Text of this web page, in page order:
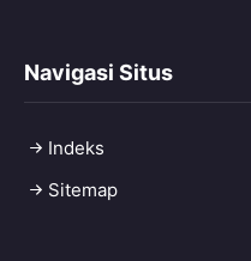
Navigasi Situs
Indeks
Sitemap